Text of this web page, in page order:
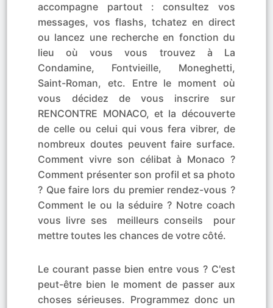
accompagne partout : consultez vos
messages, vos flashs, tchatez en direct
ou lancez une recherche en fonction du
lieu où vous vous trouvez à La
Condamine, Fontvieille, Moneghetti,
Saint-Roman, etc. Entre le moment où
vous décidez de vous inscrire sur
RENCONTRE MONACO, et la découverte
de celle ou celui qui vous fera vibrer, de
nombreux doutes peuvent faire surface.
Comment vivre son célibat à Monaco ?
Comment présenter son profil et sa photo
? Que faire lors du premier rendez-vous ?
Comment le ou la séduire ? Notre coach
vous livre ses meilleurs conseils pour
mettre toutes les chances de votre côté.
Le courant passe bien entre vous ? C'est
peut-être bien le moment de passer aux
choses sérieuses. Programmez donc un